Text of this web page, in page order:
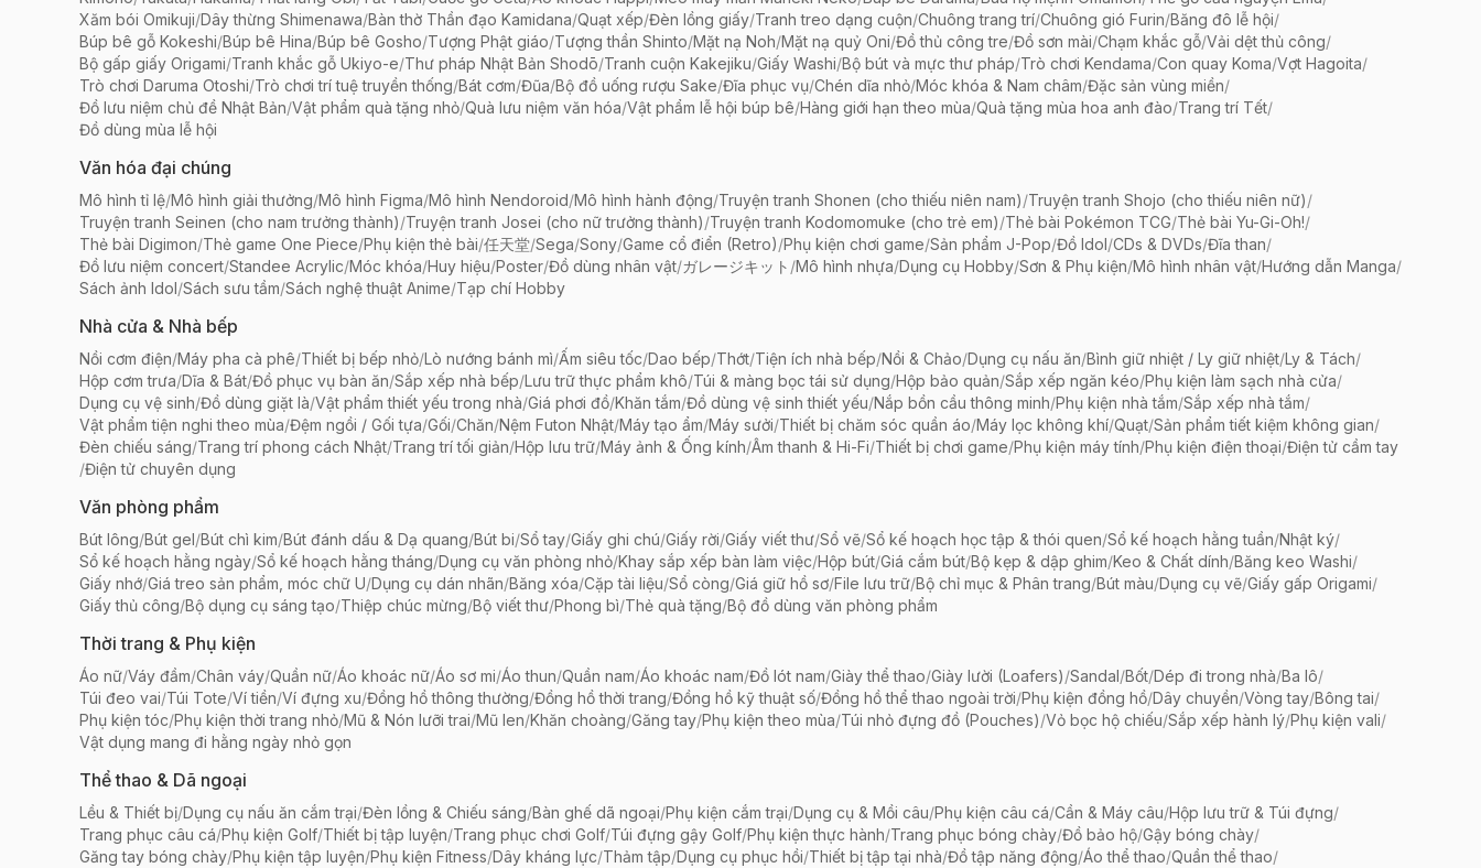
Xăm bói Omikuji/Dây thừng Shimenawa/Bàn thờ Thần đạo Kamidana/Quạt xếp/Đèn lồng giấy/Tranh treo dạng cuộn/Chuông trang trí/Chuông gió Furin/Băng đô lễ hội/
Búp bê gỗ Kokeshi/Búp bê Hina/Búp bê Gosho/Tượng Phật giáo/Tượng thần Shinto/Mặt nạ Noh/Mặt nạ quỷ Oni/Đồ thủ công tre/Đồ sơn mài/Chạm khắc gỗ/Vải dệt thủ công/
Bộ gấp giấy Origami/Tranh khắc gỗ Ukiyo-e/Thư pháp Nhật Bản Shodō/Tranh cuộn Kakejiku/Giấy Washi/Bộ bút và mực thư pháp/Trò chơi Kendama/Con quay Koma/Vợt Hagoita/
Trò chơi Daruma Otoshi/Trò chơi trí tuệ truyền thống/Bát cơm/Đũa/Bộ đồ uống rượu Sake/Đĩa phục vụ/Chén dĩa nhỏ/Móc khóa & Nam châm/Đặc sản vùng miền/
Đồ lưu niệm chủ đề Nhật Bản/Vật phẩm quà tặng nhỏ/Quà lưu niệm văn hóa/Vật phẩm lễ hội búp bê/Hàng giới hạn theo mùa/Quà tặng mùa hoa anh đào/Trang trí Tết/
Đồ dùng mùa lễ hội
Văn hóa đại chúng
Mô hình tỉ lệ/Mô hình giải thưởng/Mô hình Figma/Mô hình Nendoroid/Mô hình hành động/Truyện tranh Shonen (cho thiếu niên nam)/Truyện tranh Shojo (cho thiếu niên nữ)/
Truyện tranh Seinen (cho nam trưởng thành)/Truyện tranh Josei (cho nữ trưởng thành)/Truyện tranh Kodomomuke (cho trẻ em)/Thẻ bài Pokémon TCG/Thẻ bài Yu-Gi-Oh!/
Thẻ bài Digimon/Thẻ game One Piece/Phụ kiện thẻ bài/任天堂/Sega/Sony/Game cổ điển (Retro)/Phụ kiện chơi game/Sản phẩm J-Pop/Đồ Idol/CDs & DVDs/Đĩa than/
Đồ lưu niệm concert/Standee Acrylic/Móc khóa/Huy hiệu/Poster/Đồ dùng nhân vật/ガレージキット /Mô hình nhựa/Dụng cụ Hobby/Sơn & Phụ kiện/Mô hình nhân vật/Hướng dẫn Manga/
Sách ảnh Idol/Sách sưu tầm/Sách nghệ thuật Anime/Tạp chí Hobby
Nhà cửa & Nhà bếp
Nồi cơm điện/Máy pha cà phê/Thiết bị bếp nhỏ/Lò nướng bánh mì/Ấm siêu tốc/Dao bếp/Thớt/Tiện ích nhà bếp/Nồi & Chảo/Dụng cụ nấu ăn/Bình giữ nhiệt / Ly giữ nhiệt/Ly & Tách/
Hộp cơm trưa/Dĩa & Bát/Đồ phục vụ bàn ăn/Sắp xếp nhà bếp/Lưu trữ thực phẩm khô/Túi & màng bọc tái sử dụng/Hộp bảo quản/Sắp xếp ngăn kéo/Phụ kiện làm sạch nhà cửa/
Dụng cụ vệ sinh/Đồ dùng giặt là/Vật phẩm thiết yếu trong nhà/Giá phơi đồ/Khăn tắm/Đồ dùng vệ sinh thiết yếu/Nắp bồn cầu thông minh/Phụ kiện nhà tắm/Sắp xếp nhà tắm/
Vật phẩm tiện nghi theo mùa/Đệm ngồi / Gối tựa/Gối/Chăn/Nệm Futon Nhật/Máy tạo ẩm/Máy sưởi/Thiết bị chăm sóc quần áo/Máy lọc không khí/Quạt/Sản phẩm tiết kiệm không gian/
Đèn chiếu sáng/Trang trí phong cách Nhật/Trang trí tối giản/Hộp lưu trữ/Máy ảnh & Ống kính/Âm thanh & Hi-Fi/Thiết bị chơi game/Phụ kiện máy tính/Phụ kiện điện thoại/Điện tử cầm tay
/Điện tử chuyên dụng
Văn phòng phẩm
Bút lông/Bút gel/Bút chì kim/Bút đánh dấu & Dạ quang/Bút bi/Sổ tay/Giấy ghi chú/Giấy rời/Giấy viết thư/Sổ vẽ/Sổ kế hoạch học tập & thói quen/Sổ kế hoạch hằng tuần/Nhật ký/
Sổ kế hoạch hằng ngày/Sổ kế hoạch hằng tháng/Dụng cụ văn phòng nhỏ/Khay sắp xếp bàn làm việc/Hộp bút/Giá cắm bút/Bộ kẹp & dập ghim/Keo & Chất dính/Băng keo Washi/
Giấy nhớ/Giá treo sản phẩm, móc chữ U/Dụng cụ dán nhãn/Băng xóa/Cặp tài liệu/Sổ còng/Giá giữ hồ sơ/File lưu trữ/Bộ chỉ mục & Phân trang/Bút màu/Dụng cụ vẽ/Giấy gấp Origami/
Giấy thủ công/Bộ dụng cụ sáng tạo/Thiệp chúc mừng/Bộ viết thư/Phong bì/Thẻ quà tặng/Bộ đồ dùng văn phòng phẩm
Thời trang & Phụ kiện
Áo nữ/Váy đầm/Chân váy/Quần nữ/Áo khoác nữ/Áo sơ mi/Áo thun/Quần nam/Áo khoác nam/Đồ lót nam/Giày thể thao/Giày lười (Loafers)/Sandal/Bốt/Dép đi trong nhà/Ba lô/
Túi đeo vai/Túi Tote/Ví tiền/Ví đựng xu/Đồng hồ thông thường/Đồng hồ thời trang/Đồng hồ kỹ thuật số/Đồng hồ thể thao ngoài trời/Phụ kiện đồng hồ/Dây chuyền/Vòng tay/Bông tai/
Phụ kiện tóc/Phụ kiện thời trang nhỏ/Mũ & Nón lưỡi trai/Mũ len/Khăn choàng/Găng tay/Phụ kiện theo mùa/Túi nhỏ đựng đồ (Pouches)/Vỏ bọc hộ chiếu/Sắp xếp hành lý/Phụ kiện vali/
Vật dụng mang đi hằng ngày nhỏ gọn
Thể thao & Dã ngoại
Lều & Thiết bị/Dụng cụ nấu ăn cắm trại/Đèn lồng & Chiếu sáng/Bàn ghế dã ngoại/Phụ kiện cắm trại/Dụng cụ & Mồi câu/Phụ kiện câu cá/Cần & Máy câu/Hộp lưu trữ & Túi đựng/
Trang phục câu cá/Phụ kiện Golf/Thiết bị tập luyện/Trang phục chơi Golf/Túi đựng gậy Golf/Phụ kiện thực hành/Trang phục bóng chày/Đồ bảo hộ/Gậy bóng chày/
Găng tay bóng chày/Phụ kiện tập luyện/Phụ kiện Fitness/Dây kháng lực/Thảm tập/Dụng cụ phục hồi/Thiết bị tập tại nhà/Đồ tập năng động/Áo thể thao/Quần thể thao/